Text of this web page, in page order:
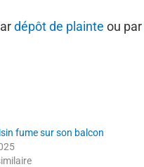
dépôt de plainte ou par
fume sur son balcon